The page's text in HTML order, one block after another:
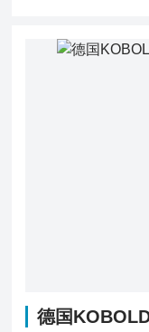
德国KOBOLD